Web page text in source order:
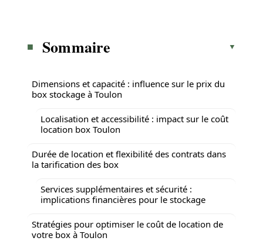
Sommaire
Dimensions et capacité : influence sur le prix du
box stockage à Toulon
Localisation et accessibilité : impact sur le coût
location box Toulon
Durée de location et flexibilité des contrats dans
la tarification des box
Services supplémentaires et sécurité :
implications financières pour le stockage
Stratégies pour optimiser le coût de location de
votre box à Toulon